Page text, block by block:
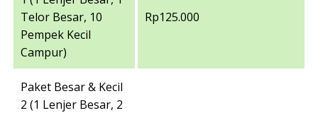
Telor Besar, 10
Pempek Kecil
Campur)
Rp125.000
Paket Besar & Kecil
2 (1 Lenjer Besar, 2